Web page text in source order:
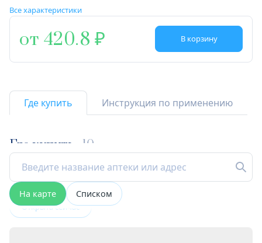
Все характеристики
от 420.8 В корзину
Где купить Инструкция по применению
Где купить 10
На карте Списком
Открыта сейчас